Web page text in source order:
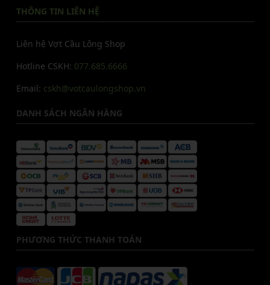
THÔNG TIN LIÊN HỆ
Liên hệ Vợt Cầu Lông Shop
Hotline CSKH: 077.685.6666
Email: cskh@votcaulongshop.vn
DANH SÁCH NGÂN HÀNG
PHƯƠNG THỨC THANH TOÁN